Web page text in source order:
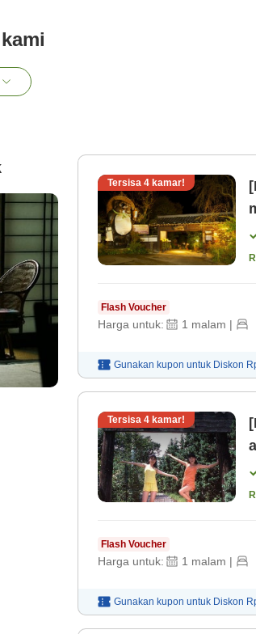
Tersisa 4 kamar!
Flash Voucher
Harga untuk: 1 malam |
Gunakan kupon untuk Diskon
Tersisa 4 kamar!
Flash Voucher
Harga untuk: 1 malam |
Gunakan kupon untuk Diskon